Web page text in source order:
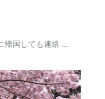
帰国しても連絡 ...